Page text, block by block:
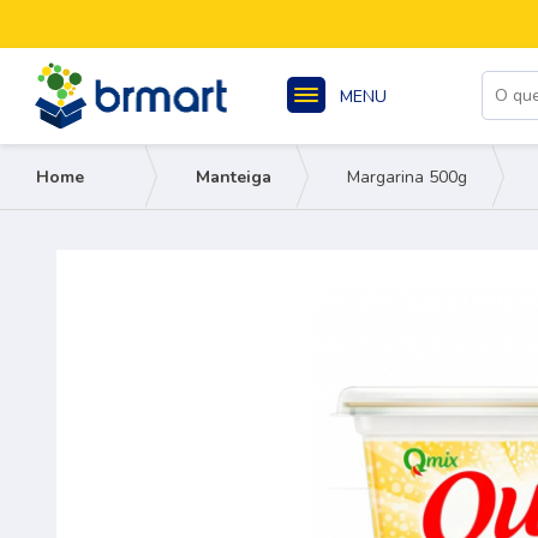
MENU
Home Manteiga Margarina 500g